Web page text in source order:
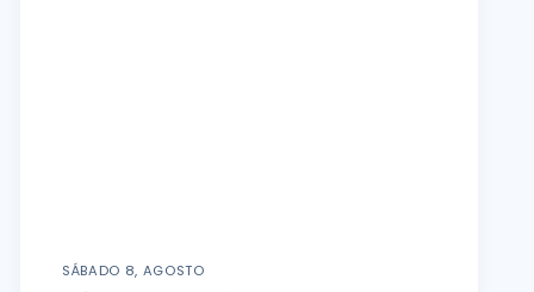
SÁBADO 8, AGOSTO